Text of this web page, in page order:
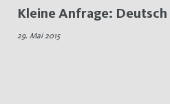
Schlagwort:
Kleine Anfrage:
29. Mai 2015